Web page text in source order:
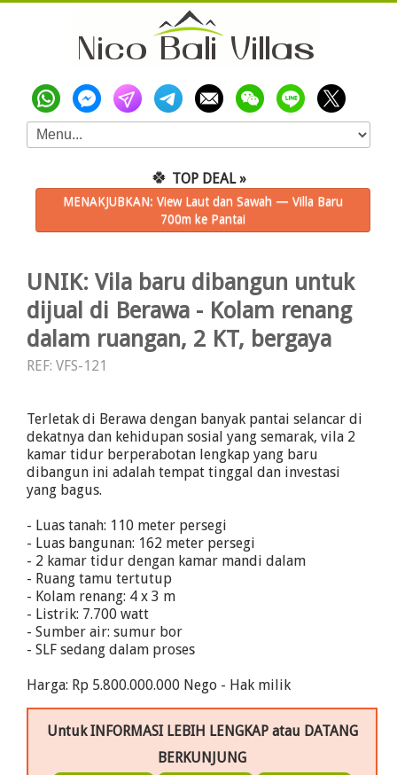
🍀 TOP DEAL »
MENAKJUBKAN: View Laut dan Sawah — Villa Baru
700m ke Pantai
UNIK: Vila baru dibangun untuk
dijual di Berawa - Kolam renang
dalam ruangan, 2 KT, bergaya
REF: VFS-121
Terletak di Berawa dengan banyak pantai selancar di
dekatnya dan kehidupan sosial yang semarak, vila 2
kamar tidur berperabotan lengkap yang baru
dibangun ini adalah tempat tinggal dan investasi
yang bagus.
- Luas tanah: 110 meter persegi
- Luas bangunan: 162 meter persegi
- 2 kamar tidur dengan kamar mandi dalam
- Ruang tamu tertutup
- Kolam renang: 4 x 3 m
- Listrik: 7.700 watt
- Sumber air: sumur bor
- SLF sedang dalam proses
Harga: Rp 5.800.000.000 Nego - Hak milik
Untuk INFORMASI LEBIH LENGKAP atau DATANG
BERKUNJUNG